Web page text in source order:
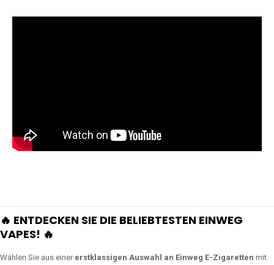
🔥 ENTDECKEN SIE DIE BELIEBTESTEN EINWEG
VAPES! 🔥
Wählen Sie aus einer erstklassigen Auswahl an Einweg E-Zigaretten mit